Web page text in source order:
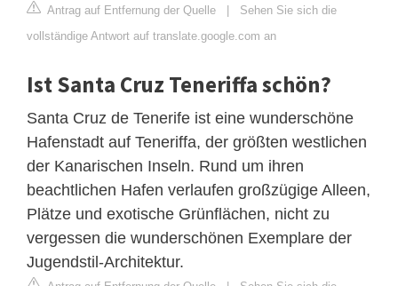
Antrag auf Entfernung der Quelle | Sehen Sie sich die
vollständige Antwort auf translate.google.com an
Ist Santa Cruz Teneriffa schön?
Santa Cruz de Tenerife ist eine wunderschöne
Hafenstadt auf Teneriffa, der größten westlichen
der Kanarischen Inseln. Rund um ihren
beachtlichen Hafen verlaufen großzügige Alleen,
Plätze und exotische Grünflächen, nicht zu
vergessen die wunderschönen Exemplare der
Jugendstil-Architektur.